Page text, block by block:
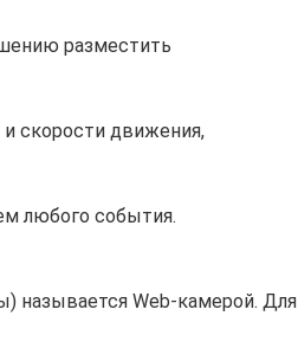
разместить
скорости движения,
любого события.
называется Web-камерой. Для